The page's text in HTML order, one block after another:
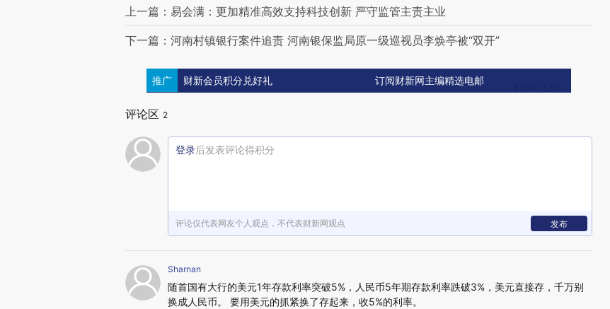
上一篇：易会满：更加精准高效支持科技创新 严守监管主责主业
下一篇：河南村镇银行案件追责 河南银保监局原一级巡视员李焕亭被“双开”
推广 财新会员积分兑好礼 订阅财新网主编精选电邮
评论区 2
登录后发表评论得积分
评论仅代表网友个人观点，不代表财新网观点 发布
Sharnan
随首国有大行的美元1年存款利率突破5%，人民币5年期存款利率跌破3%，美元直接存，千万别
换成人民币。 要用美元的抓紧换了存起来，收5%的利率。